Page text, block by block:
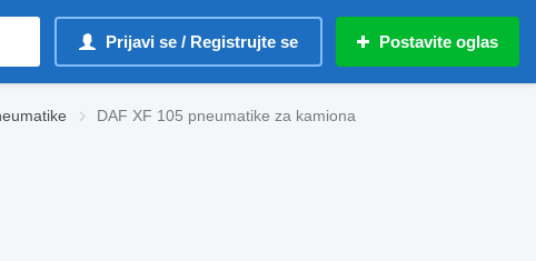
Prijavi se / Registrujte se Postavite oglas
DAF XF 105 pneumatikе za kamiona